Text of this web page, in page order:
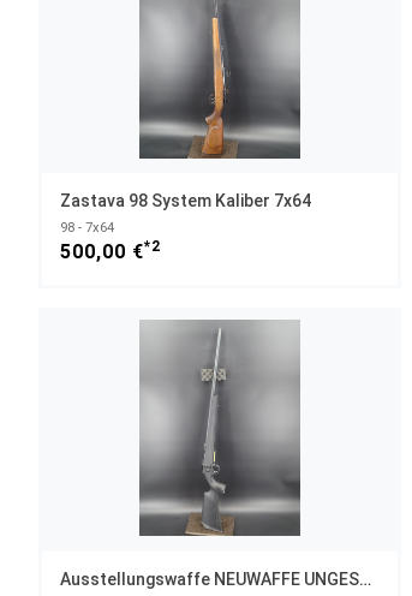
Zastava 98 System Kaliber 7x64
98 - 7x64
500,00 €*2
Ausstellungswaffe NEUWAFFE UNGESCHOSSEN CZ 600 Alpha Kaliber .223 Rem